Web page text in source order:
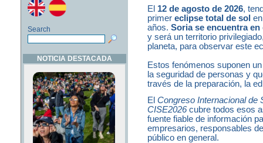
Search
NOTICIA DESTACADA
El 12 de agosto de 2026,
primer eclipse total de sol
años. Soria se encuentra
y será un territorio
planeta, para observar este
Estos fenómenos suponen
la seguridad de personas y
través de la preparación, la
El Congreso Internacional de
CISE2026cubre todos esos
fuente fiable de información
empresarios, responsables
público en general.